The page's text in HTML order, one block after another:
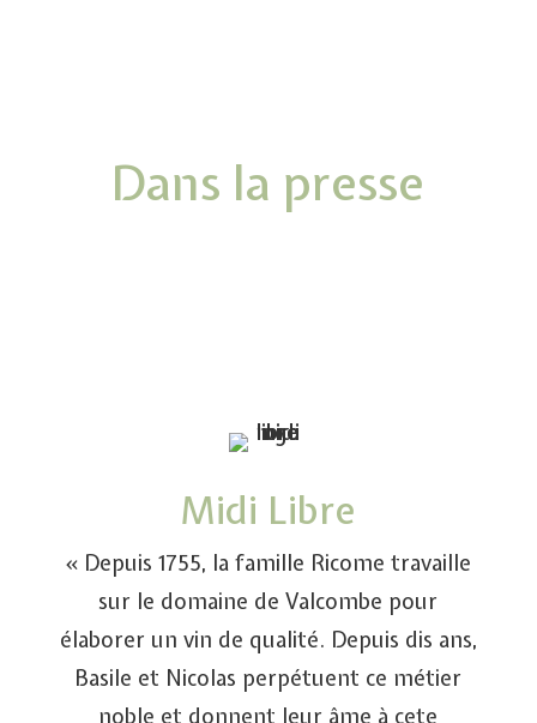
Dans la presse
Midi Libre
« Depuis 1755, la famille Ricome travaille
sur le domaine de Valcombe pour
élaborer un vin de qualité. Depuis dis ans,
Basile et Nicolas perpétuent ce métier
noble et donnent leur âme à cete